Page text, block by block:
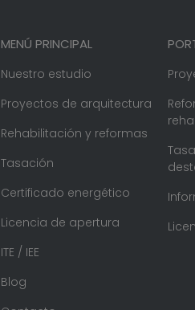
MENÚ PRINCIPAL
Nuestro estudio
Proyectos de arquitectura
Rehabilitación y reformas
Tasación
Certificado energético
Licencia de apertura
ITE / IEE
Blog